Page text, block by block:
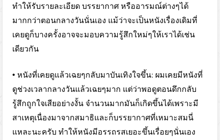
ทำให้รับรายละเอียด บรรยากาศ หรืออารมณ์ต่างๆได้
มากกว่าตอนกลางวันนั่นเอง แม้ว่าจะเป็นหนังเรื่องเดิมที่
เคยดูก็บางครั้งอาจจะมอบความรู้สึกใหม่ๆให้เราได้เช่น
เดียวกัน
• หนังที่เคยดูแล้วเฉยๆกลับมาบันเทิงใจขึ้น: ผมเคยมีหนังที่
ดูช่วงเวลากลางวันแล้วเฉยๆมาก แต่ว่าพอดูตอนดึกกลับ
รู้สึกถูกใจเสียอย่างงั้น จำนวนมากมันก็เกิดขึ้นได้เพราะมี
สาเหตุเนื่องมาจากสมาธิและก็บรรยากาศที่เหมาะสมนี่
แหละนะครับ ทำให้หนังมีอรรถรสเยอะขึ้นเรื่อยๆนั่นเอง